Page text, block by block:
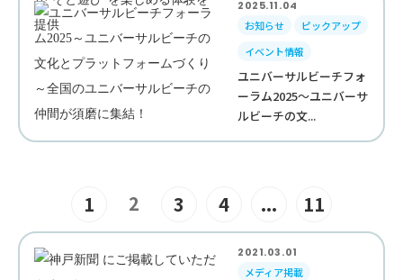
2025.11.04
お知らせ
ピックアップ
イベント情報
ユニバーサルビーチフォ
ーラム2025～ユニバーサ
ルビーチの文...
1 2 3 4 ... 11
2021.03.01
メディア掲載